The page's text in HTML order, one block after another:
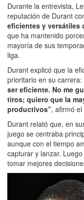
Durante la entrevista,
reputación de Durant
eficientes y versátiles
que ha mantenido
mayoría de sus
liga.
Durant explicó que la
prioritario en su carrera:
ser eficiente. No me
tiros; quiero que la
productivos”, afirmó
Durant relató que, en
juego se centraba
aunque con el tiempo
capturar y lanzar.
tomar mejores